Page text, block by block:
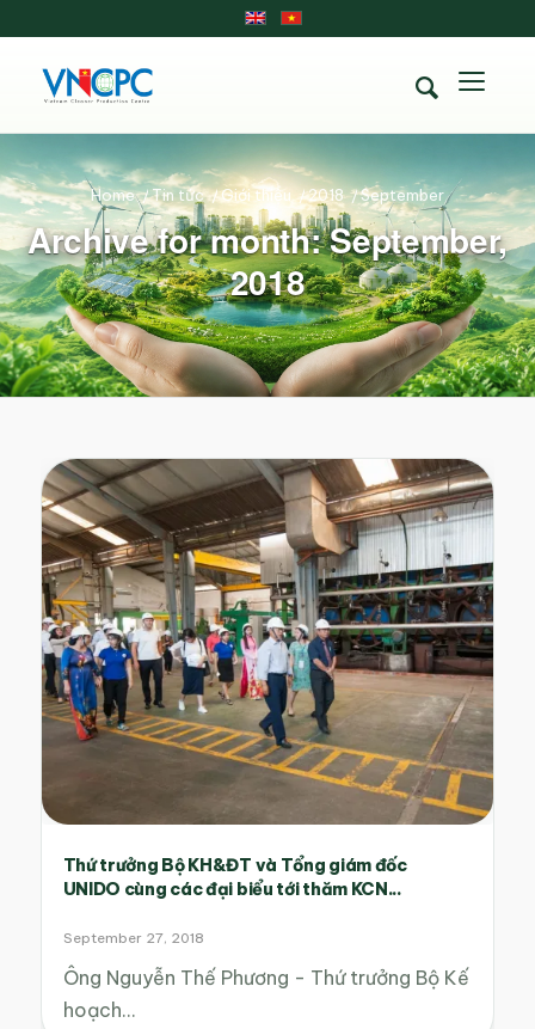
Archive for month: September,
2018
Home /Tin tức /Giới thiệu /2018 /September
Thứ trưởng Bộ KH&ĐT và Tổng giám đốc
UNIDO cùng các đại biểu tới thăm KCN...
September 27, 2018
Ông Nguyễn Thế Phương - Thứ trưởng Bộ Kế
hoạch…